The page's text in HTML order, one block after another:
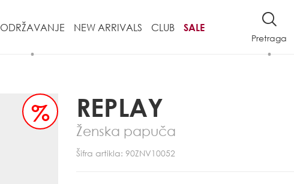
ODRŽAVANJE NEW ARRIVALS CLUB SALE
Pretraga
% REPLAY
Ženska papuča
Šifra artikla: 90ZNV10052